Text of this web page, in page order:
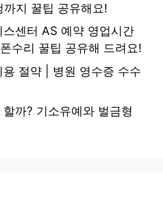
까지 꿀팁 공유해요!
센터 AS 예약 영업시간
수리 꿀팁 공유해 드려요!
절약 | 병원 영수증 수수
까? 기소유예와 벌금형